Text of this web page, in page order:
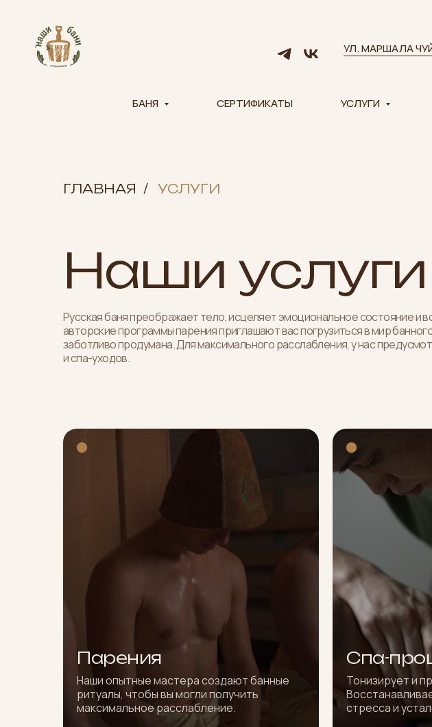
УЛ. МАРШАЛА
БАНЯ СЕРТИФИКАТЫ УСЛУГИ
ГЛАВНАЯ / УСЛУГИ
Наши услуги
Русская баня преображает тело, исцеляет эмоциональное состояние и
авторские программы парения приглашают вас погрузиться в мир
заботливо продумана. Для максимального расслабления, у нас
и спа-уходов.
Спа-
Парения
Тонизирует и
стресса и
Наши опытные мастера создают банные
ритуалы, чтобы вы могли получить
максимальное расслабление.